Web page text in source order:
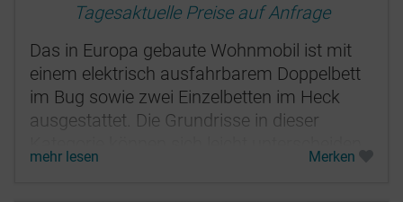
Tagesaktuelle Preise auf Anfrage
Das in Europa gebaute Wohnmobil ist mit
einem elektrisch ausfahrbarem Doppelbett
im Bug sowie zwei Einzelbetten im Heck
ausgestattet. Die Grundrisse in dieser
Toilette und Dusche können entweder...
mehr lesen Merken